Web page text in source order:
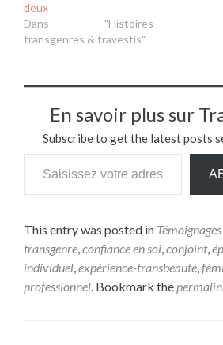
deux
Dans "Histoires
transgenres & travestis"
En savoir plus sur
Subscribe to get the latest posts
This entry was posted in Témoignages
transgenre,confiance en soi,conjoint,
individuel,expérience-transbeauté,
professionnel. Bookmark the